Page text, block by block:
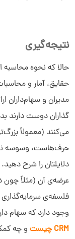
نتیجه‌گیری
حالا که نحوه‌ محاسبه‌
حقایق، آمار و
مدیران و سهام‌داران
گذاران دوست دارند
حرف‌هاست، وسوسه
دلایلتان را شرح
عرضه‌ی آن (مثلاً چون
فلسفه‌ی
وجود دارد که سهام‌
CRM چیست
و چه